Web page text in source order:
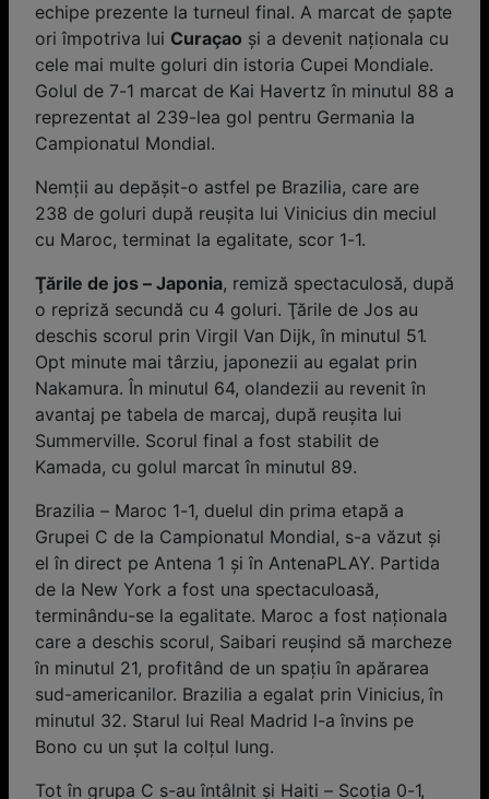
echipe prezente la turneul final. A marcat de şapte
ori împotriva lui Curaçao şi a devenit naționala cu
cele mai multe goluri din istoria Cupei Mondiale.
Golul de 7-1 marcat de Kai Havertz în minutul 88 a
reprezentat al 239-lea gol pentru Germania la
Campionatul Mondial.
Nemții au depășit-o astfel pe Brazilia, care are
238 de goluri după reușita lui Vinicius din meciul
cu Maroc, terminat la egalitate, scor 1-1.
Ţările de jos – Japonia, remiză spectaculosă, după
o repriză secundă cu 4 goluri. Ţările de Jos au
deschis scorul prin Virgil Van Dijk, în minutul 51.
Opt minute mai târziu, japonezii au egalat prin
Nakamura. În minutul 64, olandezii au revenit în
avantaj pe tabela de marcaj, după reuşita lui
Summerville. Scorul final a fost stabilit de
Kamada, cu golul marcat în minutul 89.
Brazilia – Maroc 1-1, duelul din prima etapă a
Grupei C de la Campionatul Mondial, s-a văzut şi
el în direct pe Antena 1 și în AntenaPLAY. Partida
de la New York a fost una spectaculoasă,
terminându-se la egalitate. Maroc a fost naţionala
care a deschis scorul, Saibari reuşind să marcheze
în minutul 21, profitând de un spaţiu în apărarea
sud-americanilor. Brazilia a egalat prin Vinicius, în
minutul 32. Starul lui Real Madrid l-a învins pe
Bono cu un şut la colţul lung.
Tot în grupa C s-au întâlnit şi Haiti – Scoția 0-1,